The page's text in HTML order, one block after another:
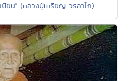
บียน" (หลวงปู่เหรียญ วรลาโภ)